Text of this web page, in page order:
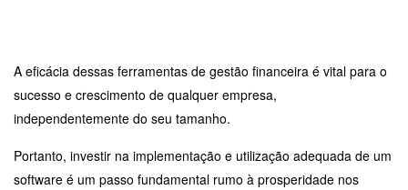
A eficácia dessas ferramentas de gestão financeira é vital para o
sucesso e crescimento de qualquer empresa,
independentemente do seu tamanho.
Portanto, investir na implementação e utilização adequada de um
software é um passo fundamental rumo à prosperidade nos